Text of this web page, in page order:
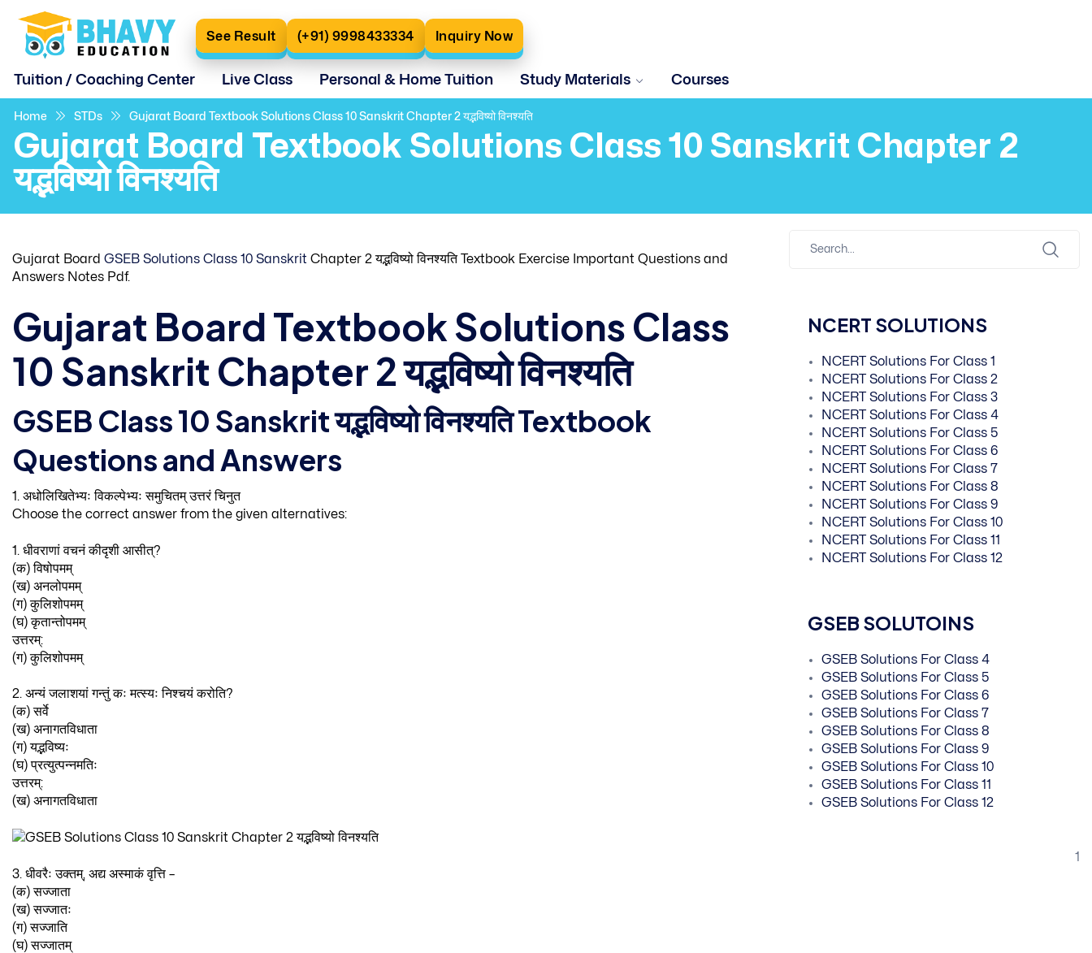
See Result (+91) 9998433334 Inquiry Now
Tuition / Coaching Center Live Class Personal & Home Tuition Study Materials Courses
Home STDs Gujarat Board Textbook Solutions Class 10 Sanskrit Chapter 2 यद्भविष्यो विनश्यति
Gujarat Board Textbook Solutions Class 10 Sanskrit Chapter 2
यद्भविष्यो विनश्यति
Gujarat Board GSEB Solutions Class 10 Sanskrit Chapter 2 यद्भविष्यो विनश्यति Textbook Exercise Important Questions and
Answers Notes Pdf.
Gujarat Board Textbook Solutions Class
10 Sanskrit Chapter 2 यद्भविष्यो विनश्यति
GSEB Class 10 Sanskrit यद्भविष्यो विनश्यति Textbook
Questions and Answers
1. अधोलिखितेभ्यः विकल्पेभ्यः समुचितम् उत्तरं चिनुत
Choose the correct answer from the given alternatives:
1. धीवराणां वचनं कीदृशी आसीत्?
(क) विषोपमम्
(ख) अनलोपमम्
(ग) कुलिशोपमम्
(घ) कृतान्तोपमम्
उत्तरम्:
(ग) कुलिशोपमम्
2. अन्यं जलाशयां गन्तुं कः मत्स्यः निश्चयं करोति?
(क) सर्वे
(ख) अनागतविधाता
(ग) यद्भविष्यः
(घ) प्रत्युत्पन्नमतिः
उत्तरम्:
(ख) अनागतविधाता
3. धीवरैः उक्तम्, अद्य अस्माकं वृत्ति –
(क) सज्जाता
(ख) सज्जातः
(ग) सज्जाति
(घ) सज्जातम्
NCERT SOLUTIONS
NCERT Solutions For Class 1
NCERT Solutions For Class 2
NCERT Solutions For Class 3
NCERT Solutions For Class 4
NCERT Solutions For Class 5
NCERT Solutions For Class 6
NCERT Solutions For Class 7
NCERT Solutions For Class 8
NCERT Solutions For Class 9
NCERT Solutions For Class 10
NCERT Solutions For Class 11
NCERT Solutions For Class 12
GSEB SOLUTOINS
GSEB Solutions For Class 4
GSEB Solutions For Class 5
GSEB Solutions For Class 6
GSEB Solutions For Class 7
GSEB Solutions For Class 8
GSEB Solutions For Class 9
GSEB Solutions For Class 10
GSEB Solutions For Class 11
GSEB Solutions For Class 12
1